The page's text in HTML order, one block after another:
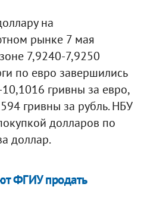
на
рынке 7 мая
7,9240-7,9250
по евро завершились
гривны за евро,
гривны за рубль. НБУ
долларов по
доллар.
ФГИУ продать